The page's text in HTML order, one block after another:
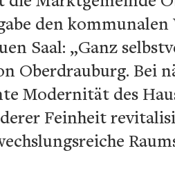
den
Saal: „Ganz
Oberdrauburg. Bei
Modernität des
Feinheit